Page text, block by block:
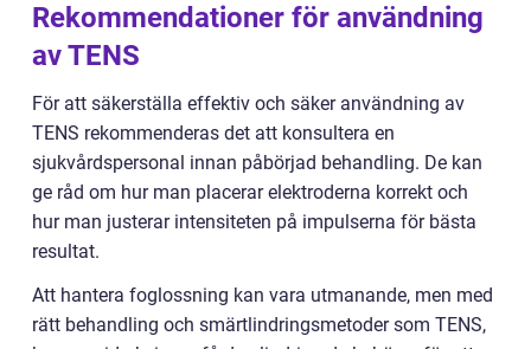
Rekommendationer för användning
av TENS
För att säkerställa effektiv och säker användning av
TENS rekommenderas det att konsultera en
sjukvårdspersonal innan påbörjad behandling. De kan
ge råd om hur man placerar elektroderna korrekt och
hur man justerar intensiteten på impulserna för bästa
resultat.
Att hantera foglossning kan vara utmanande, men med
rätt behandling och smärtlindringsmetoder som TENS,